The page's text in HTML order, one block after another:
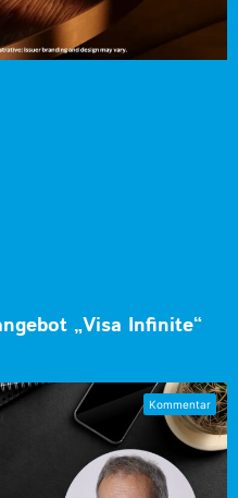
„Visa Infinite“